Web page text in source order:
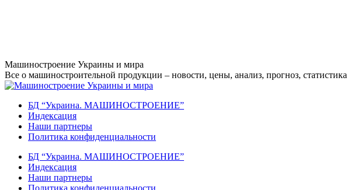
Перейти
к
содержанию
Машиностроение Украины и мира
Все о машиностроительной продукции – новости, цены, анализ, прогноз, статистика
БД “Украина. МАШИНОСТРОЕНИЕ”
Индекcация
Наши партнеры
Политика конфиденциальности
БД “Украина. МАШИНОСТРОЕНИЕ”
Индекcация
Наши партнеры
Политика конфиденциальности